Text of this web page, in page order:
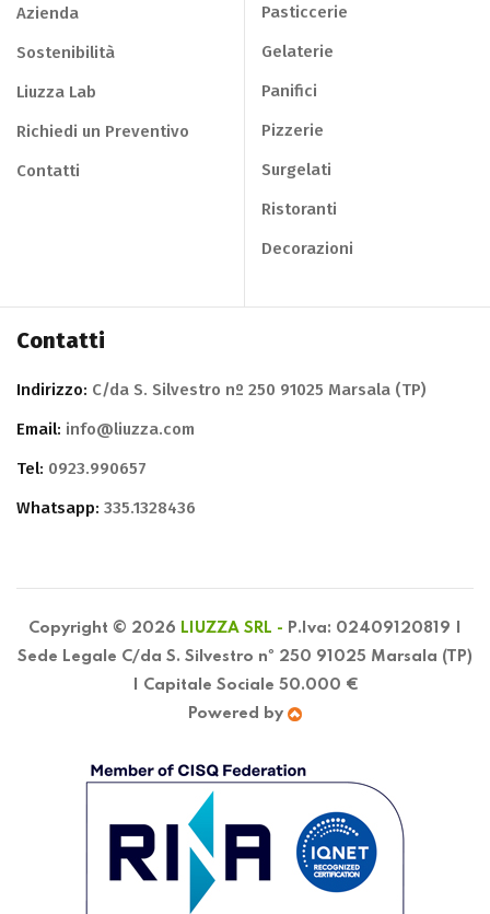
Azienda
Sostenibilità
Liuzza Lab
Richiedi un Preventivo
Contatti
Pasticcerie
Gelaterie
Panifici
Pizzerie
Surgelati
Ristoranti
Decorazioni
Contatti
Indirizzo: C/da S. Silvestro nº 250 91025 Marsala (TP)
Email: info@liuzza.com
Tel: 0923.990657
Whatsapp: 335.1328436
Copyright © 2026 LIUZZA SRL - P.Iva: 02409120819 |
Sede Legale C/da S. Silvestro nº 250 91025 Marsala (TP)
| Capitale Sociale 50.000 €
Powered by